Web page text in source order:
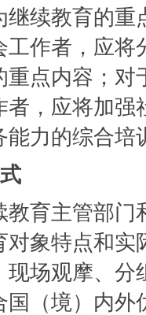
继续教育的
作者，应
点内容；
者，应将加
力的综合
教育主管部
象特点和
场观摩、
（境）内